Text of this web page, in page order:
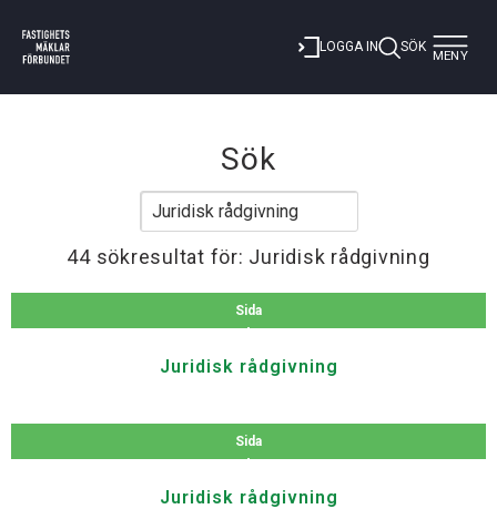
LOGGA IN SÖK Toggle
MENY
Sök
44 sökresultat för: Juridisk rådgivning
Sida
Juridisk rådgivning
Sida
Juridisk rådgivning